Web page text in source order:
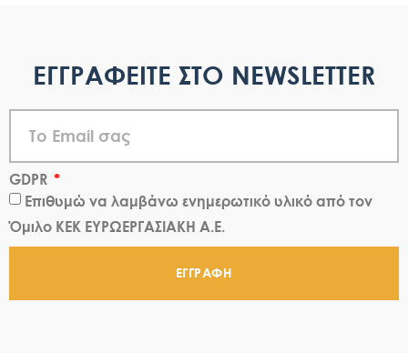
ΕΓΓΡΑΦΕΙΤΕ ΣΤΟ NEWSLETTER
GDPR
Επιθυμώ να λαμβάνω ενημερωτικό υλικό από τον
Όμιλο ΚΕΚ ΕΥΡΩΕΡΓΑΣΙΑΚΗ Α.Ε.
ΕΓΓΡΑΦΗ